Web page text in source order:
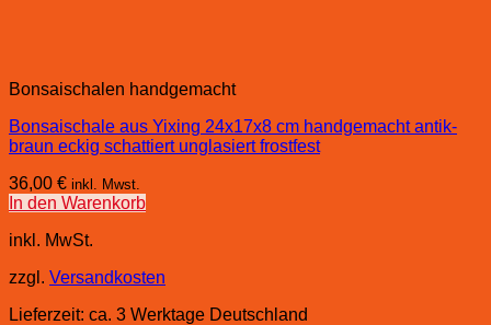
Bonsaischalen handgemacht
Bonsaischale aus Yixing 24x17x8 cm handgemacht antik-
braun eckig schattiert unglasiert frostfest
36,00 € inkl. Mwst.
In den Warenkorb
inkl. MwSt.
zzgl. Versandkosten
Lieferzeit: ca. 3 Werktage Deutschland